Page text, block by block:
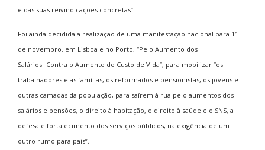
e das suas reivindicações concretas”.
Foi ainda decidida a realização de uma manifestação nacional para 11
de novembro, em Lisboa e no Porto, “Pelo Aumento dos
Salários|Contra o Aumento do Custo de Vida”, para mobilizar “os
trabalhadores e as famílias, os reformados e pensionistas, os jovens e
outras camadas da população, para saírem à rua pelo aumentos dos
salários e pensões, o direito à habitação, o direito à saúde e o SNS, a
defesa e fortalecimento dos serviços públicos, na exigência de um
outro rumo para país”.